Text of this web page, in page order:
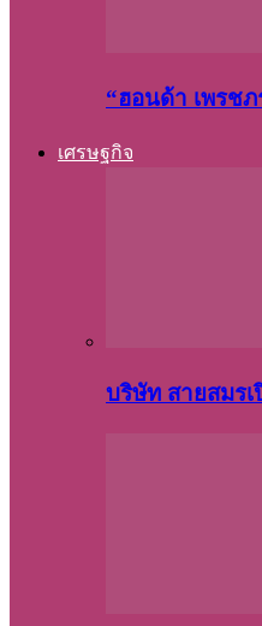
“ฮอนด้า เพรช
เศรษฐกิจ
บริษัท สายสมร